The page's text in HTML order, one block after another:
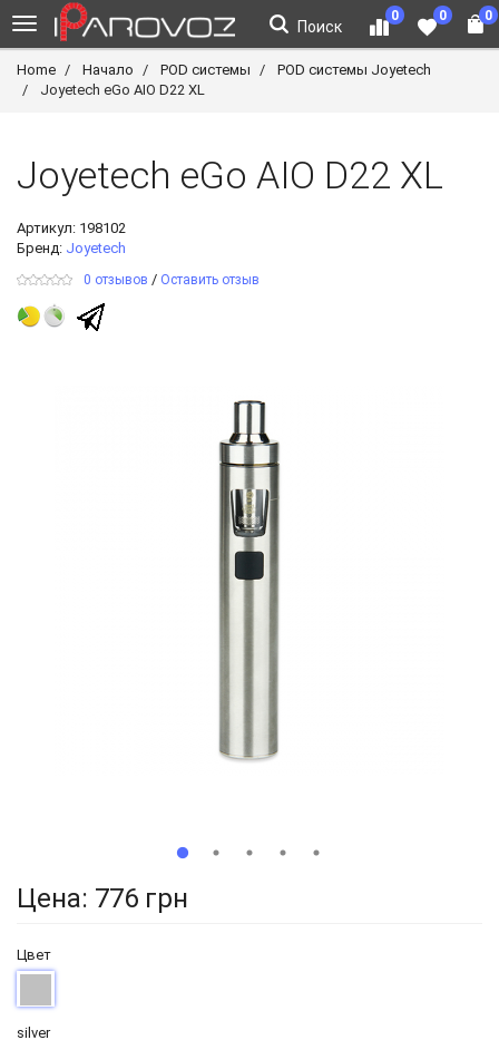
Поиск
0 0 0
Home Начало POD системы
POD системы Joyetech
Joyetech eGo AIO D22 XL
Joyetech eGo AIO D22 XL
Артикул: 198102
Бренд: Joyetech
0 отзывов / Оставить отзыв
Цена: 776 грн
Цвет
silver